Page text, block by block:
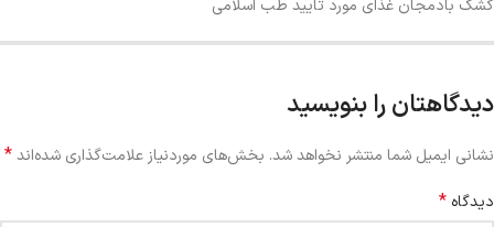
کشک بادمجان غذای مورد تایید طب اسلامی
دیدگاهتان را بنویسید
نشانی ایمیل شما منتشر نخواهد شد. بخش‌های موردنیاز علامت‌گذاری شده‌اند*
دیدگاه *